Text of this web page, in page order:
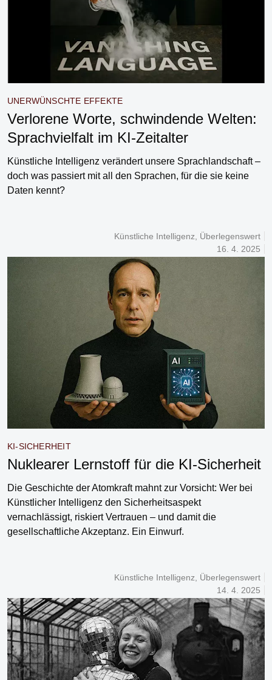
UNERWÜNSCHTE EFFEKTE
Verlorene Worte, schwindende Welten:
Sprachvielfalt im KI-Zeitalter
Künstliche Intelligenz verändert unsere Sprachlandschaft –
doch was passiert mit all den Sprachen, für die sie keine
Daten kennt?
Künstliche Intelligenz, Überlegenswert
16. 4. 2025
KI-SICHERHEIT
Nuklearer Lernstoff für die KI-Sicherheit
Die Geschichte der Atomkraft mahnt zur Vorsicht: Wer bei
Künstlicher Intelligenz den Sicherheitsaspekt
vernachlässigt, riskiert Vertrauen – und damit die
gesellschaftliche Akzeptanz. Ein Einwurf.
Künstliche Intelligenz
Überlegenswert
14. 4. 2025